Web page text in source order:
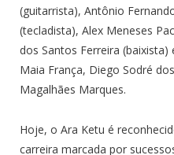
(guitarrista), Antônio
(tecladista), Alex Meneses
dos Santos Ferreira
Maia França, Diego Sodré
Magalhães Marques.
Hoje, o Ara Ketu é
carreira marcada por